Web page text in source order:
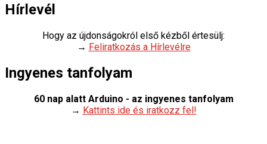
Hírlevél
Hogy az újdonságokról első kézből értesülj:
→ Feliratkozás a Hírlevélre
Ingyenes tanfolyam
60 nap alatt Arduino - az ingyenes tanfolyam
→ Kattints ide és iratkozz fel!